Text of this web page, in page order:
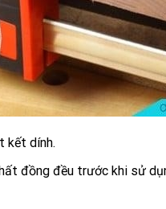
kết dính.
đồng đều trước khi sử